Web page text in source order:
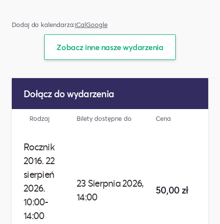
Dodaj do kalendarza:iCalGoogle
Zobacz inne nasze wydarzenia
Dołącz do wydarzenia
Rodzaj Bilety dostępne do Cena
Rocznik
2016. 22
sierpień
2026.
10:00-
14:00
23 Sierpnia 2026,
14:00
50,00 zł